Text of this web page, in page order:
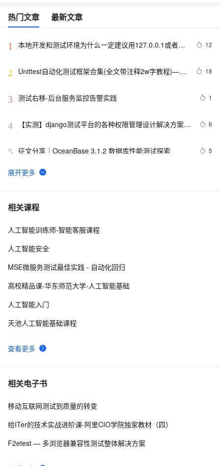
热门文章 最新文章
1
本地开发和测试环境为什么一定建议用127.0.0.1或者
12
2
Unittest自动化测试框架合集(全文带注释2w字教程)——
18
3 测试右移-后台服务监控告警实践 1
4
【实测】django测试平台的各种权限管理设计解决方案！
6
5 征文分享｜OceanBase 3.1.2 数据库性能测试探索 5
6
Matlab+Qt开发笔记（一）：matlab搭建Qt开发matlib环
7 Java 项目实战之实际代码实现与测试调试全过程详解
8 优化IAA广告策略：通过A/B测试和实时反馈提高广告效果
10.NET Compact Framework下的单元测试
相关课程
查看更多
人工智能训练师-智能客服课程
人工智能安全
MSE微服务测试最佳实践 - 自动化回归
高校精品课-华东师范大学-人工智能基础
人工智能入门
天池人工智能基础课程
相关电子书
移动互联网测试到质量的转变
给ITer的技术实战进阶课-阿里CIO学院独家教材（四）
F2etest — 多浏览器兼容性测试整体解决方案